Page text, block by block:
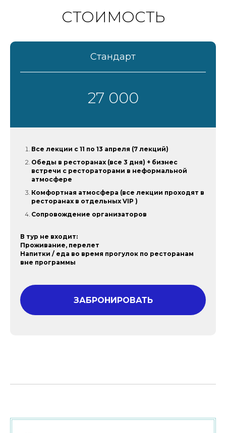
СТОИМОСТЬ
Стандарт
27 000
Все лекции с 11 по 13 апреля (7 лекций)
Обеды в ресторанах (все 3 дня) + бизнес
встречи с рестораторами в неформальной
атмосфере
Комфортная атмосфера (все лекции проходят в
ресторанахв отдельных VIP )
Сопровождение организаторов
В тур не входит:
Проживание, перелет
Напитки / еда во время прогулок по ресторанам
вне программы
ЗАБРОНИРОВАТЬ